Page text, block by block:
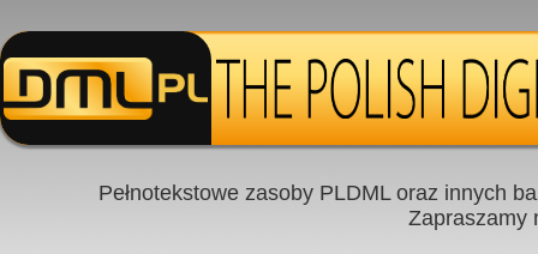
Pełnotekstowe zasoby PLDML oraz innych
Zapraszamy